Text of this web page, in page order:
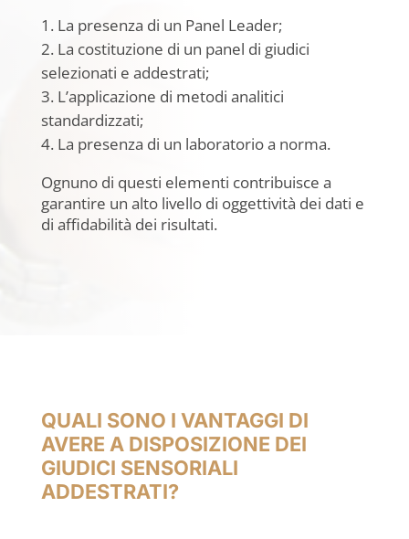
La presenza di un Panel Leader;
La costituzione di un panel di giudici
selezionati e addestrati;
L’applicazione di metodi analitici
standardizzati;
La presenza di un laboratorio a norma.
Ognuno di questi elementi contribuisce a
garantire un alto livello di oggettività dei dati e
di affidabilità dei risultati.
QUALI SONO I VANTAGGI DI
AVERE A DISPOSIZIONE DEI
GIUDICI SENSORIALI
ADDESTRATI?